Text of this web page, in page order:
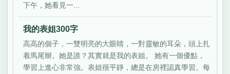
下午，她看見一...
我的表姐300字
高高的個子，一雙明亮的大眼睛，一對靈敏的耳朵，頭上扎
着馬尾辮。她是誰？其實就是我的表姐。 她有一個優點，
學習上進心非常強。表姐很平靜，總是在房裡認真學習。每